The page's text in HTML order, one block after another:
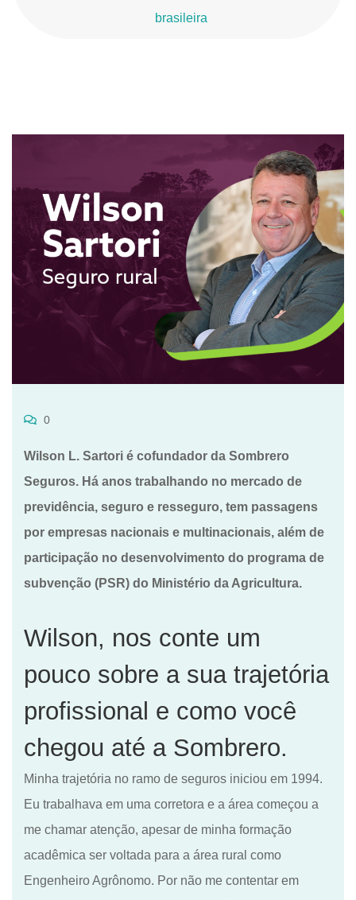
brasileira
0
Wilson L. Sartori é cofundador da Sombrero
Seguros. Há anos trabalhando no mercado de
previdência, seguro e resseguro, tem passagens
por empresas nacionais e multinacionais, além de
participação no desenvolvimento do programa de
subvenção (PSR) do Ministério da Agricultura.
Wilson, nos conte um
pouco sobre a sua trajetória
profissional e como você
chegou até a Sombrero.
Minha trajetória no ramo de seguros iniciou em 1994.
Eu trabalhava em uma corretora e a área começou a
me chamar atenção, apesar de minha formação
acadêmica ser voltada para a área rural como
Engenheiro Agrônomo. Por não me contentar em